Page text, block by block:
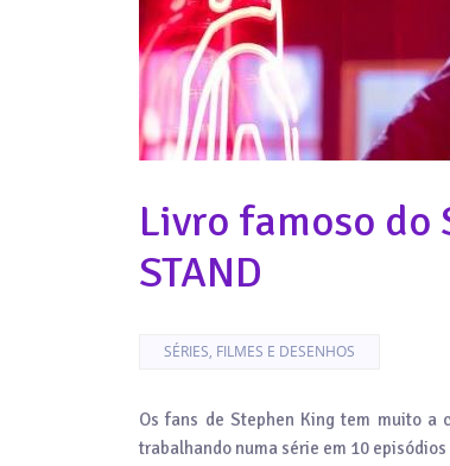
Livro famoso do
STAND
SÉRIES, FILMES E DESENHOS
Os fans de Stephen King tem muito a
trabalhando numa série em 10 episódios